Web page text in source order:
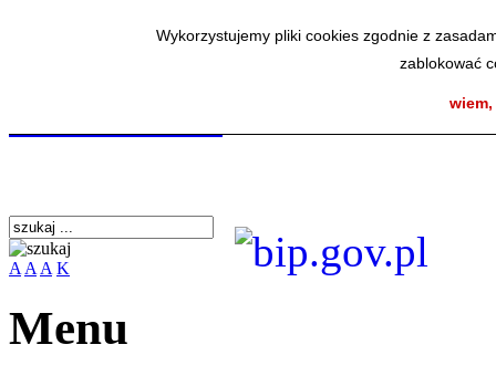
Wykorzystujemy pliki cookies zgodnie z
zablokować
A A A K
Menu